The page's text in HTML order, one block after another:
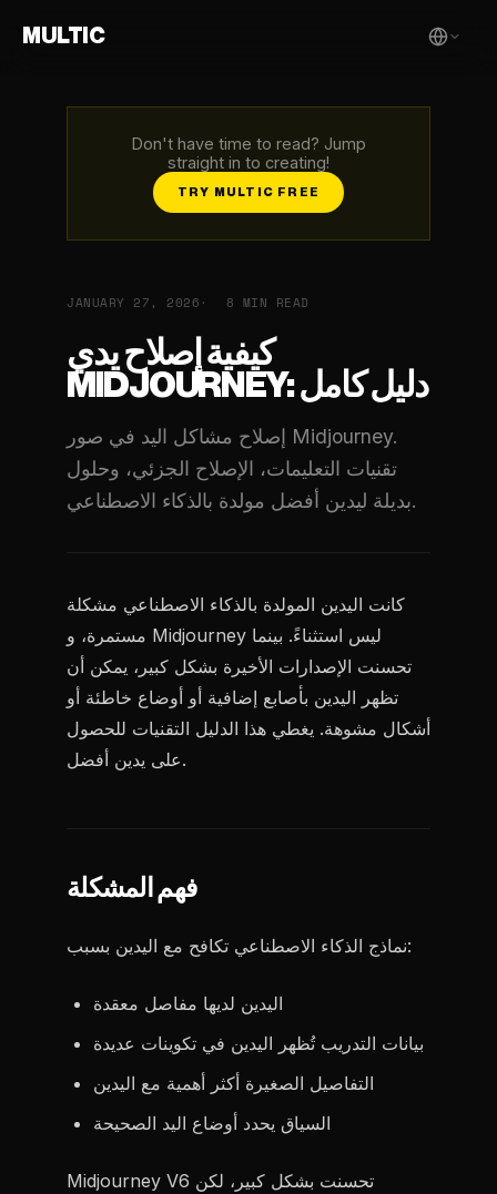
MULTIC
Don't have time to read? Jump
straight in to creating!
TRY MULTIC FREE
JANUARY 27, 2026 8 MIN READ
كيفية إصلاح يدي
MIDJOURNEY: دليل كامل
إصلاح مشاكل اليد في صور Midjourney.
تقنيات التعليمات، الإصلاح الجزئي، وحلول
بديلة ليدين أفضل مولدة بالذكاء الاصطناعي.
كانت اليدين المولدة بالذكاء الاصطناعي مشكلة
مستمرة، و Midjourney ليس استثناءً. بينما
تحسنت الإصدارات الأخيرة بشكل كبير، يمكن أن
تظهر اليدين بأصابع إضافية أو أوضاع خاطئة أو
أشكال مشوهة. يغطي هذا الدليل التقنيات للحصول
على يدين أفضل.
فهم المشكلة
نماذج الذكاء الاصطناعي تكافح مع اليدين بسبب:
اليدين لديها مفاصل معقدة
بيانات التدريب تُظهر اليدين في تكوينات عديدة
التفاصيل الصغيرة أكثر أهمية مع اليدين
السياق يحدد أوضاع اليد الصحيحة
Midjourney V6 تحسنت بشكل كبير، لكن